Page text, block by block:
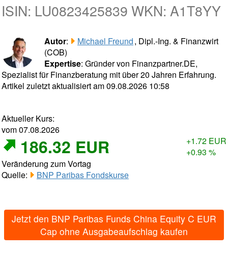
ISIN: LU0823425839 WKN: A1T8YY
Autor: Michael Freund, Dipl.-Ing. & Finanzwirt
(COB)
Expertise: Gründer von Finanzpartner.DE,
Spezialist für Finanzberatung mit über 20 Jahren Erfahrung.
Artikel zuletzt aktualisiert am 09.08.2026 10:58
Aktueller Kurs:
vom 07.08.2026
186.32 EUR
+1.72 EUR
+0.93 %
Veränderung zum Vortag
Quelle:
BNP Paribas Fondskurse
Jetzt den BNP Paribas Funds China Equity C EUR
Cap ohne Ausgabeaufschlag kaufen